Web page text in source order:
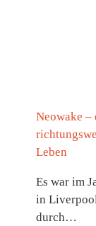
Neowake –
Leben
Es war im
in
durch…